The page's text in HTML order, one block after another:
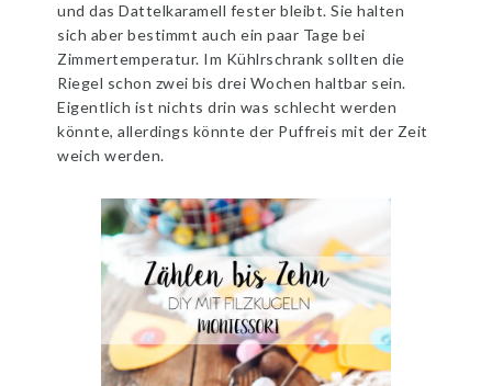
und das Dattelkaramell fester bleibt. Sie halten
sich aber bestimmt auch ein paar Tage bei
Zimmertemperatur. Im Kühlrschrank sollten die
Riegel schon zwei bis drei Wochen haltbar sein.
Eigentlich ist nichts drin was schlecht werden
könnte, allerdings könnte der Puffreis mit der Zeit
weich werden.